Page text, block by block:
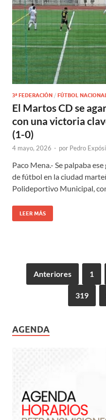
3ª FEDERACIÓN / FÚTBOL NACIONAL
El Martos CD se
con una victoria
(1-0)
4 mayo, 2026 - por Pedro
Paco Mena.- Se palpaba
de fútbol en la ciudad
Polideportivo Municipal,
LEER MÁS
Anteriores 1
319
AGENDA